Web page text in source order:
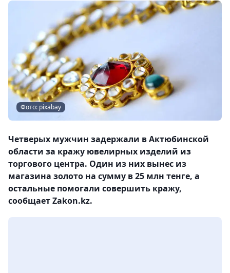
Фото: pixabay
Четверых мужчин задержали в Актюбинской
области за кражу ювелирных изделий из
торгового центра. Один из них вынес из
магазина золото на сумму в 25 млн тенге, а
остальные помогали совершить кражу,
сообщает Zakon.kz.